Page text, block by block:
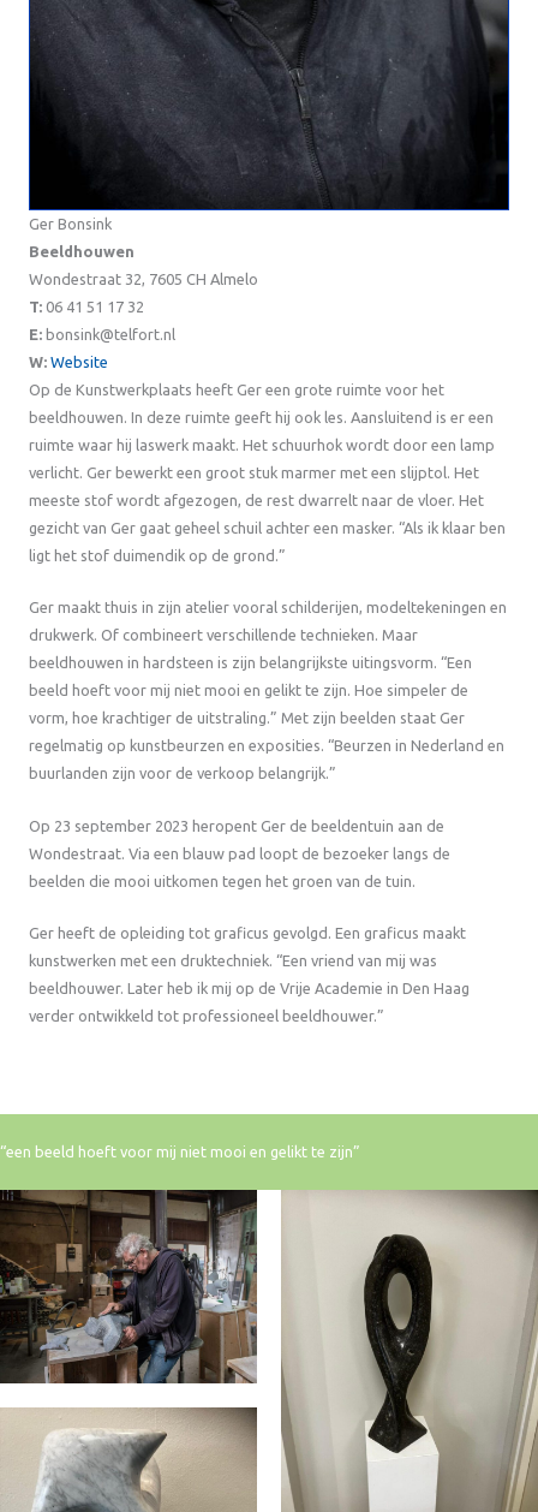
Ger Bonsink
Beeldhouwen
Wondestraat 32, 7605 CH Almelo
T: 06 41 51 17 32
E: bonsink@telfort.nl
W: Website
Op de Kunstwerkplaats heeft Ger een grote ruimte voor het
beeldhouwen. In deze ruimte geeft hij ook les. Aansluitend is er een
ruimte waar hij laswerk maakt. Het schuurhok wordt door een lamp
verlicht. Ger bewerkt een groot stuk marmer met een slijptol. Het
meeste stof wordt afgezogen, de rest dwarrelt naar de vloer. Het
gezicht van Ger gaat geheel schuil achter een masker. “Als ik klaar ben
ligt het stof duimendik op de grond.”
Ger maakt thuis in zijn atelier vooral schilderijen, modeltekeningen en
drukwerk. Of combineert verschillende technieken. Maar
beeldhouwen in hardsteen is zijn belangrijkste uitingsvorm. “Een
beeld hoeft voor mij niet mooi en gelikt te zijn. Hoe simpeler de
vorm, hoe krachtiger de uitstraling.” Met zijn beelden staat Ger
regelmatig op kunstbeurzen en exposities. “Beurzen in Nederland en
buurlanden zijn voor de verkoop belangrijk.”
Op 23 september 2023 heropent Ger de beeldentuin aan de
Wondestraat. Via een blauw pad loopt de bezoeker langs de
beelden die mooi uitkomen tegen het groen van de tuin.
Ger heeft de opleiding tot graficus gevolgd. Een graficus maakt
kunstwerken met een druktechniek. “Een vriend van mij was
beeldhouwer. Later heb ik mij op de Vrije Academie in Den Haag
verder ontwikkeld tot professioneel beeldhouwer.”
“een beeld hoeft voor mij niet mooi en gelikt te zijn”